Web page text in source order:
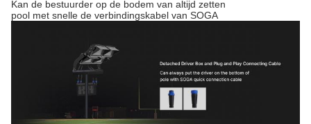
Kan de bestuurder op de bodem van altijd zetten
pool met snelle de verbindingskabel van SOGA